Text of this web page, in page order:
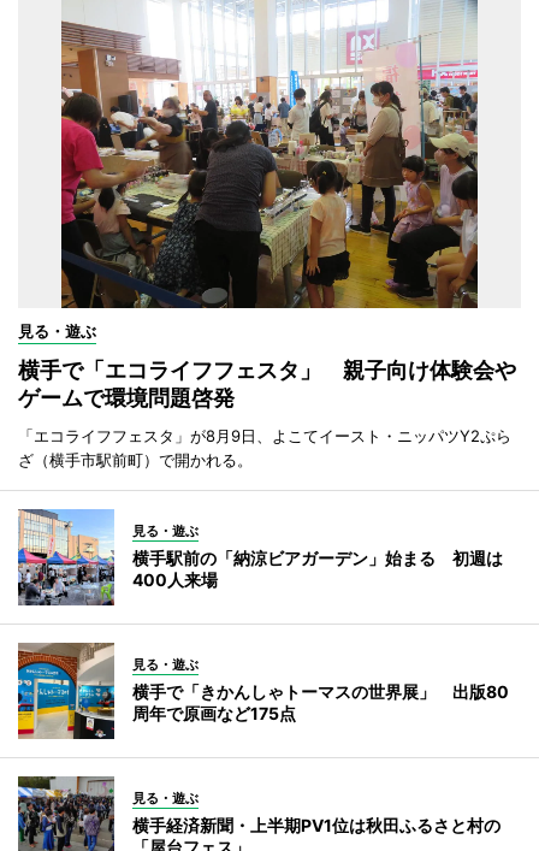
見る・遊ぶ
横手で「エコライフフェスタ」 親子向け体験会や
ゲームで環境問題啓発
「エコライフフェスタ」が8月9日、よこてイースト・ニッパツY2ぷら
ざ（横手市駅前町）で開かれる。
見る・遊ぶ
横手駅前の「納涼ビアガーデン」始まる 初週は
400人来場
見る・遊ぶ
横手で「きかんしゃトーマスの世界展」 出版80
周年で原画など175点
見る・遊ぶ
横手経済新聞・上半期PV1位は秋田ふるさと村の
「屋台フェス」